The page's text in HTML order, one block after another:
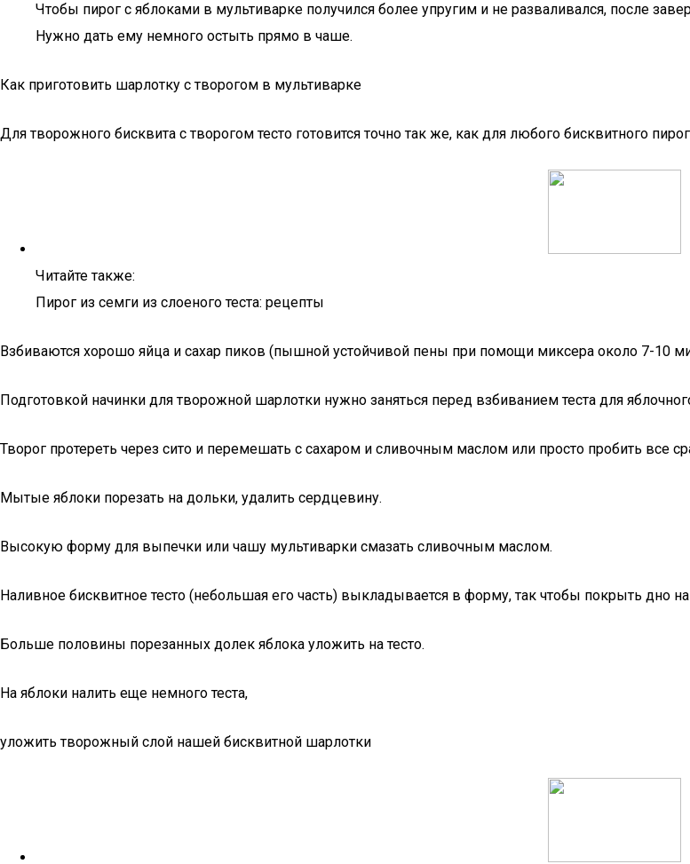
Чтобы пирог с яблоками в мультиварке получился более упругим и не разваливался, после
Нужно дать ему немного остыть прямо в чаше.
Как приготовить шарлотку с творогом в мультиварке
Для творожного бисквита с творогом тесто готовится точно так же, как для любого бисквитного
Читайте также:
Пирог из семги из слоеного теста: рецепты
Взбиваются хорошо яйца и сахар пиков (пышной устойчивой пены при помощи миксера около 7-10
Подготовкой начинки для творожной шарлотки нужно заняться перед взбиванием теста для
Творог протереть через сито и перемешать с сахаром и сливочным маслом или просто пробить все
Мытые яблоки порезать на дольки, удалить сердцевину.
Высокую форму для выпечки или чашу мультиварки смазать сливочным маслом.
Наливное бисквитное тесто (небольшая его часть) выкладывается в форму, так чтобы покрыть дно
Больше половины порезанных долек яблока уложить на тесто.
На яблоки налить еще немного теста,
уложить творожный слой нашей бисквитной шарлотки